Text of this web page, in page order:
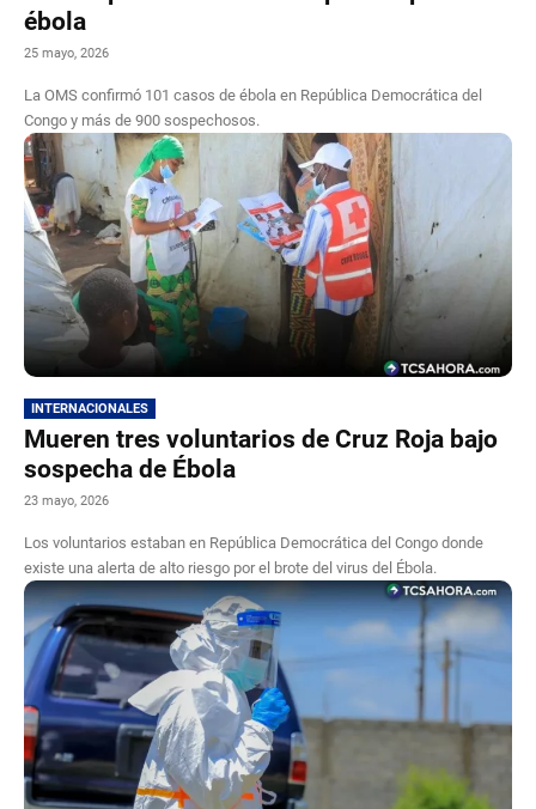
ébola
25 mayo, 2026
La OMS confirmó 101 casos de ébola en República Democrática del
Congo y más de 900 sospechosos.
INTERNACIONALES
Mueren tres voluntarios de Cruz Roja bajo
sospecha de Ébola
23 mayo, 2026
Los voluntarios estaban en República Democrática del Congo donde
existe una alerta de alto riesgo por el brote del virus del Ébola.